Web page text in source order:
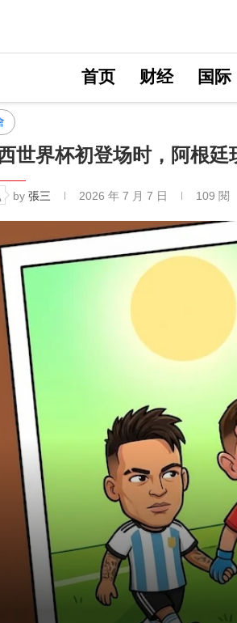
首页 财经 国际
世界杯初登场时，阿根廷
by 張三 2026 年 7 月 7 日 109 閱